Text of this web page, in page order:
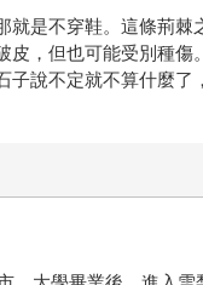
就是不穿鞋。這條荊
，但也可能受別種傷。
說不定就不算什麼了